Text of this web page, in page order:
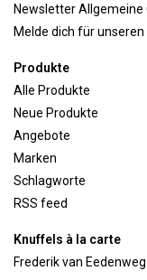
Newsletter
Melde dich für
Produkte
Alle Produkte
Neue Produkte
Angebote
Marken
Schlagworte
RSS feed
Knuffels à la carte
Frederik van